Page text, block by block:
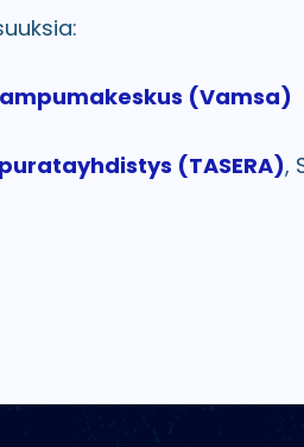
(Vamsa)
(TASERA),